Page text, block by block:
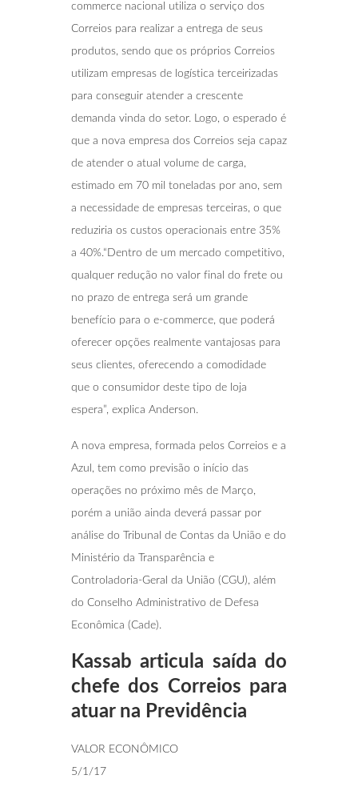
commerce nacional utiliza o serviço dos
Correios para realizar a entrega de seus
produtos, sendo que os próprios Correios
utilizam empresas de logística terceirizadas
para conseguir atender a crescente
demanda vinda do setor. Logo, o esperado é
que a nova empresa dos Correios seja capaz
de atender o atual volume de carga,
estimado em 70 mil toneladas por ano, sem
a necessidade de empresas terceiras, o que
reduziria os custos operacionais entre 35%
a 40%.“Dentro de um mercado competitivo,
qualquer redução no valor final do frete ou
no prazo de entrega será um grande
benefício para o e-commerce, que poderá
oferecer opções realmente vantajosas para
seus clientes, oferecendo a comodidade
que o consumidor deste tipo de loja
espera”, explica Anderson.
A nova empresa, formada pelos Correios e a
Azul, tem como previsão o início das
operações no próximo mês de Março,
porém a união ainda deverá passar por
análise do Tribunal de Contas da União e do
Ministério da Transparência e
Controladoria-Geral da União (CGU), além
do Conselho Administrativo de Defesa
Econômica (Cade).
Kassab articula saída do
chefe dos Correios para
atuar na Previdência
VALOR ECONÔMICO
5/1/17